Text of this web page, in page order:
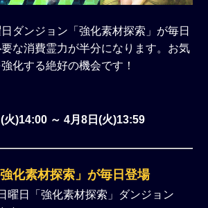
ダンジョン「強化素材探索」が毎日
な消費霊力が半分になります。お気
化する絶好の機会です！
火)14:00 ～ 4月8日(火)13:59
化素材探索」が毎日登場
曜日「強化素材探索」ダンジョン